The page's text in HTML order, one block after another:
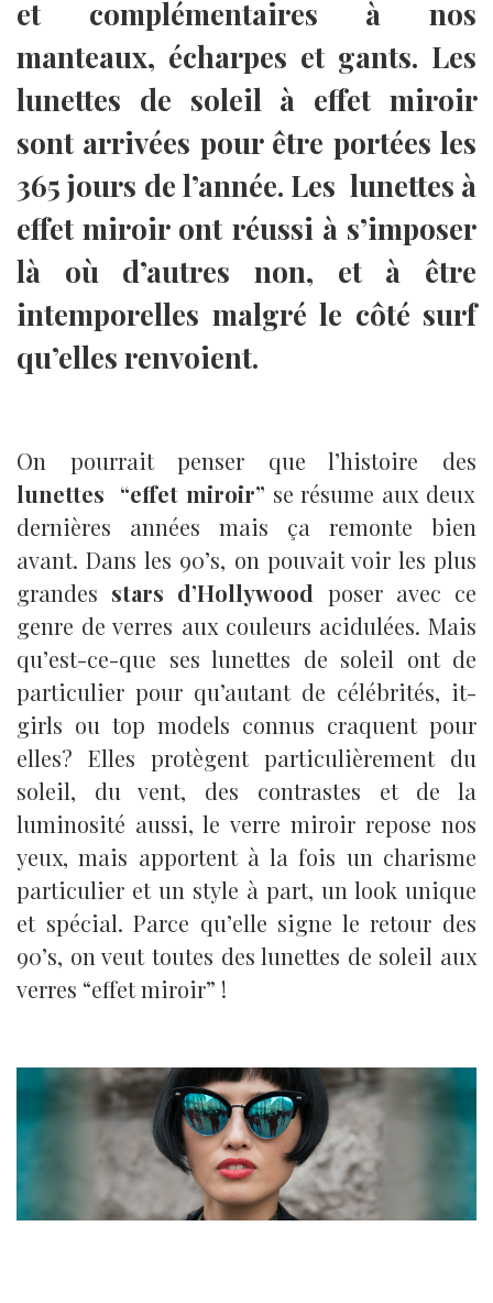
et complémentaires à nos
manteaux, écharpes et gants. Les
lunettes de soleil à effet miroir
sont arrivées pour être portées les
365 jours de l’année. Les lunettes à
effet miroir ont réussi à s’imposer
là où d’autres non, et à être
intemporelles malgré le côté surf
qu’elles renvoient.
On pourrait penser que l’histoire des
lunettes “effet miroir” se résume aux deux
dernières années mais ça remonte bien
avant. Dans les 90’s, on pouvait voir les plus
grandes stars d’Hollywood poser avec ce
genre de verres aux couleurs acidulées. Mais
qu’est-ce-que ses lunettes de soleil ont de
particulier pour qu’autant de célébrités, it-
girls ou top models connus craquent pour
elles? Elles protègent particulièrement du
soleil, du vent, des contrastes et de la
luminosité aussi, le verre miroir repose nos
yeux, mais apportent à la fois un charisme
particulier et un style à part, un look unique
et spécial. Parce qu’elle signe le retour des
90’s, on veut toutes des lunettes de soleil aux
verres “effet miroir” !